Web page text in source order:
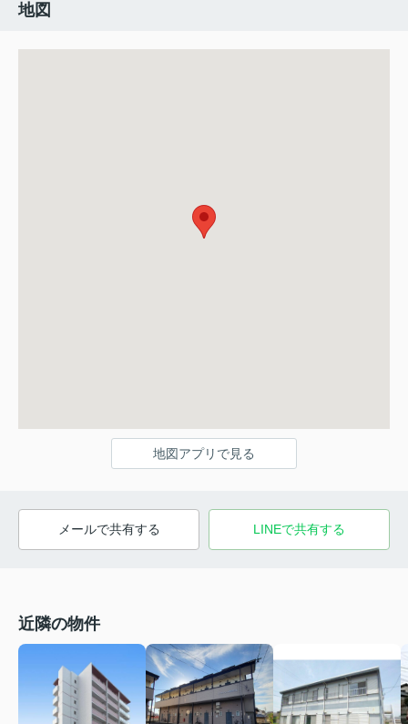
地図
地図アプリで見る
メールで共有する LINEで共有する
近隣の物件